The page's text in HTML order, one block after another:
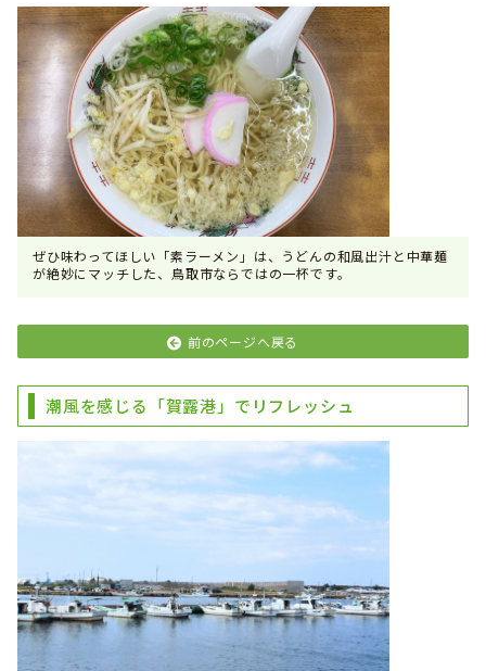
ぜひ味わってほしい「素ラーメン」は、うどんの和風出汁と中華麺
が絶妙にマッチした、鳥取市ならではの一杯です。
前のページへ戻る
潮風を感じる「賀露港」でリフレッシュ